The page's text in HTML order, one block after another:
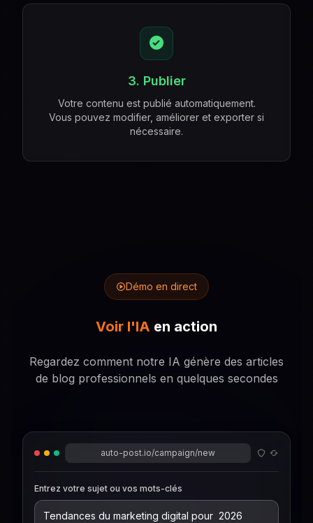
3. Publier
Votre contenu est publié automatiquement.
Vous pouvez modifier, améliorer et exporter si
nécessaire.
Démo en direct
Voir l'IA en action
Regardez comment notre IA génère des articles
de blog professionnels en quelques secondes
auto-post.io/campaign/new
Entrez votre sujet ou vos mots-clés